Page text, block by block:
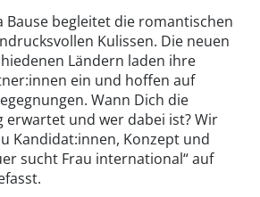
Bause begleitet die romantischen
Kulissen. Die neuen
Ländern laden ihre
ein und hoffen auf
Wann Dich die
erwartet und wer dabei ist? Wir
Kandidat:innen, Konzept und
sucht Frau international“ auf